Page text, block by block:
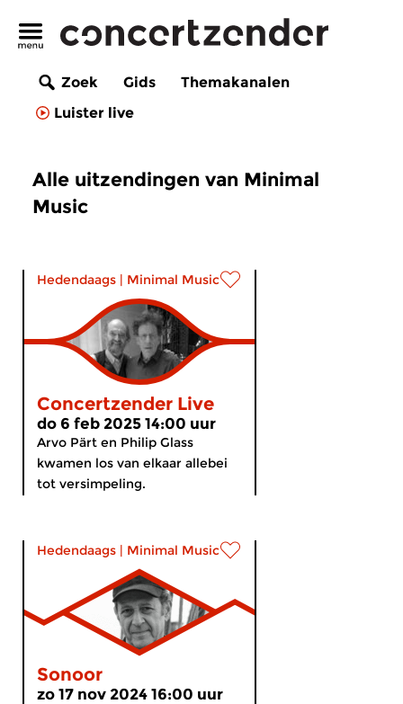
Zoek Gids
Themakanalen
Luister live
Alle uitzendingen van Minimal
Music
Hedendaags | Minimal Music
Concertzender Live
do 6 feb 2025 14:00 uur
Arvo Pärt en Philip Glass
kwamen los van elkaar allebei
tot versimpeling.
Hedendaags | Minimal Music
Sonoor
zo 17 nov 2024 16:00 uur